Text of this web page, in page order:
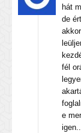
hát
de
fél
e